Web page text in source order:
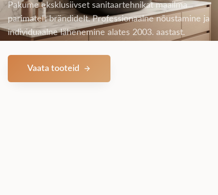
Pakume eksklusiivset sanitaartehnikat maailma
parimatelt brändidelt. Professionaalne nõustamine ja
individuaalne lähenemine alates 2003. aastast.
Vaata tooteid